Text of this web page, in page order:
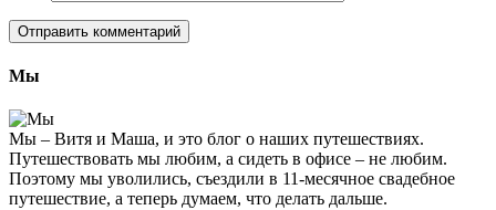
Мы
Мы – Витя и Маша, и это блог о наших путешествиях.
Путешествовать мы любим, а сидеть в офисе – не любим.
Поэтому мы уволились, съездили в 11-месячное свадебное
путешествие, а теперь думаем, что делать дальше.